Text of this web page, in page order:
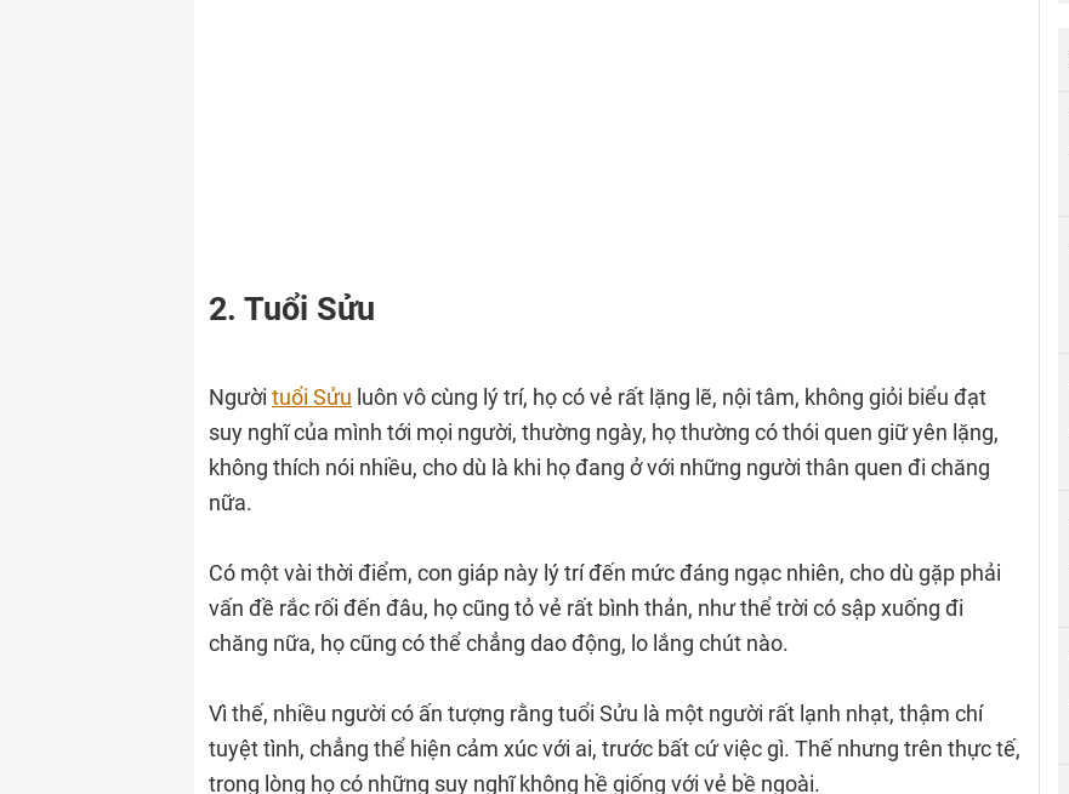
2. Tuổi Sửu
Người tuổi Sửu luôn vô cùng lý trí, họ có vẻ rất lặng lẽ, nội tâm, không giỏi biểu đạt
suy nghĩ của mình tới mọi người, thường ngày, họ thường có thói quen giữ yên lặng,
không thích nói nhiều, cho dù là khi họ đang ở với những người thân quen đi chăng
nữa.
Có một vài thời điểm, con giáp này lý trí đến mức đáng ngạc nhiên, cho dù gặp phải
vấn đề rắc rối đến đâu, họ cũng tỏ vẻ rất bình thản, như thể trời có sập xuống đi
chăng nữa, họ cũng có thể chẳng dao động, lo lắng chút nào.
Vì thế, nhiều người có ấn tượng rằng tuổi Sửu là một người rất lạnh nhạt, thậm chí
tuyệt tình, chẳng thể hiện cảm xúc với ai, trước bất cứ việc gì. Thế nhưng trên thực tế,
trong lòng họ có những suy nghĩ không hề giống với vẻ bề ngoài.